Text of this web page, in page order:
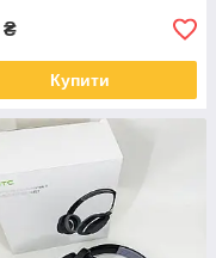
₴
Купити